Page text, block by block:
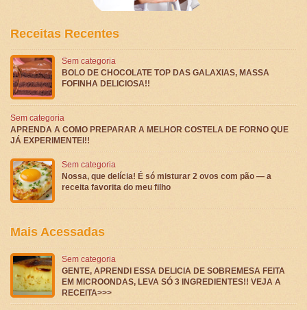
Receitas Recentes
Sem categoria
BOLO DE CHOCOLATE TOP DAS GALAXIAS, MASSA
FOFINHA DELICIOSA!!
Sem categoria
APRENDA A COMO PREPARAR A MELHOR COSTELA DE FORNO QUE
JÁ EXPERIMENTEI!!
Sem categoria
Nossa, que delícia! É só misturar 2 ovos com pão — a
receita favorita do meu filho
Mais Acessadas
Sem categoria
GENTE, APRENDI ESSA DELICIA DE SOBREMESA FEITA
EM MICROONDAS, LEVA SÓ 3 INGREDIENTES!! VEJA A
RECEITA>>>